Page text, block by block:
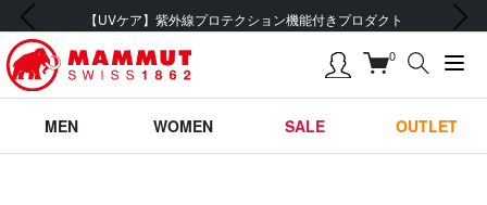
【UVケア】紫外線プロテクション機能付きプロダクト
前の画像 次の画像
0
MEN WOMEN SALE OUTLET